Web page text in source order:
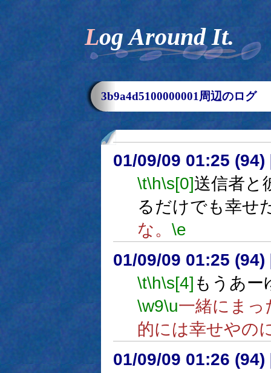
Log Around It.
3b9a4d5100000001周辺のログ
01/09/09 01:25 (94)
\t\h\s[0]送信者と
るだけでも幸せ
な。 \e
01/09/09 01:25 (94)
\t\h\s[4] もうあー
\w9\u一緒にま
的には幸せや
01/09/09 01:26 (94)